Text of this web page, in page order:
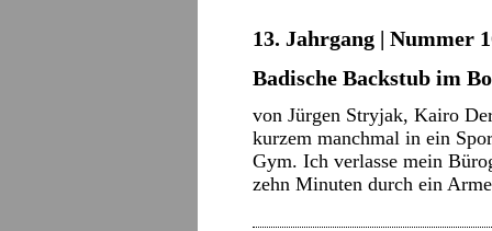
13. Jahrgang | Nummer
Badische Backstub im
von Jürgen Stryjak, Kairo
kurzem manchmal in ein
Gym. Ich verlasse mein
zehn Minuten durch ein